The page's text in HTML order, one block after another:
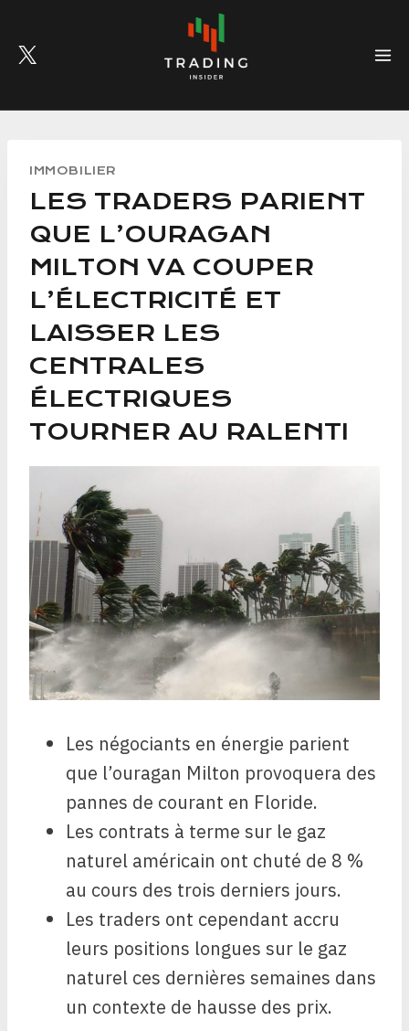
content
IMMOBILIER
LES TRADERS PARIENT
QUE L’OURAGAN
MILTON VA COUPER
L’ÉLECTRICITÉ ET
LAISSER LES
CENTRALES
ÉLECTRIQUES
TOURNER AU RALENTI
Les négociants en énergie parient
que l’ouragan Milton provoquera des
pannes de courant en Floride.
Les contrats à terme sur le gaz
naturel américain ont chuté de 8 %
au cours des trois derniers jours.
Les traders ont cependant accru
leurs positions longues sur le gaz
naturel ces dernières semaines dans
un contexte de hausse des prix.